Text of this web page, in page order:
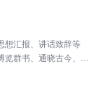
想汇报、讲话致辞等
览群书、通晓古今、党
的我们，通常只能——
不知...